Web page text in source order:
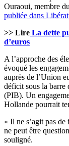
Ouraoui, membre
publiée dans
>> Lire La dette
d’euros
A l’approche des
évoqué les
auprès de l’Union
déficit sous la
(PIB). Un
Hollande pourrait
« Il ne s’agit pas
ne peut être
souligné.